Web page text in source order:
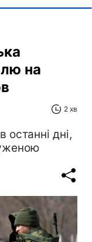
на
2 хв
останні дні,